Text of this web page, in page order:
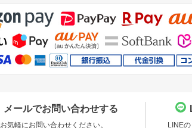
メールでお問い合わせする
お気軽にお問い合わせください。 LINE